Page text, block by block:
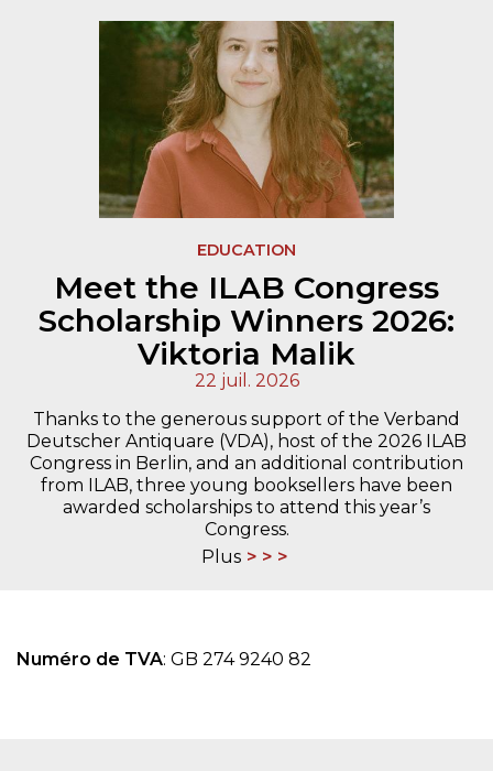
EDUCATION
Meet the ILAB Congress
Scholarship Winners 2026:
Viktoria Malik
22 juil. 2026
Thanks to the generous support of the Verband
Deutscher Antiquare (VDA), host of the 2026 ILAB
Congress in Berlin, and an additional contribution
from ILAB, three young booksellers have been
awarded scholarships to attend this year’s
Congress.
Plus
Numéro de TVA: GB 274 9240 82